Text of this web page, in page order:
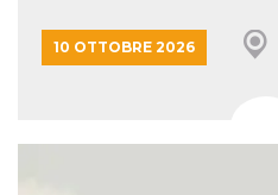
10 OTTOBRE 2026